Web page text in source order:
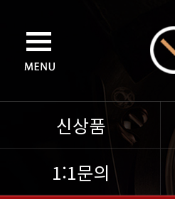
신상품
1:1문의